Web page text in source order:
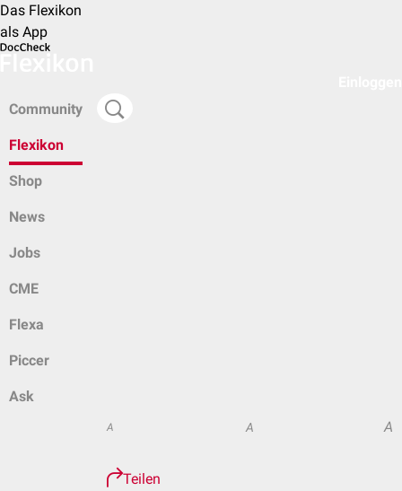
Das Flexikon
als App
Community
Flexikon
Shop
News
Jobs
CME
Flexa
Piccer
Ask
A A A
Teilen